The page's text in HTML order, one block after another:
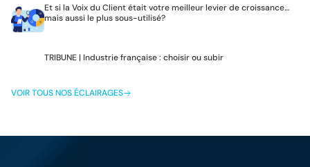
Et si la Voix du Client était votre meilleur levier de croissance…
mais aussi le plus sous-utilisé?
TRIBUNE | Industrie française : choisir ou subir
VOIR TOUS NOS ÉCLAIRAGES